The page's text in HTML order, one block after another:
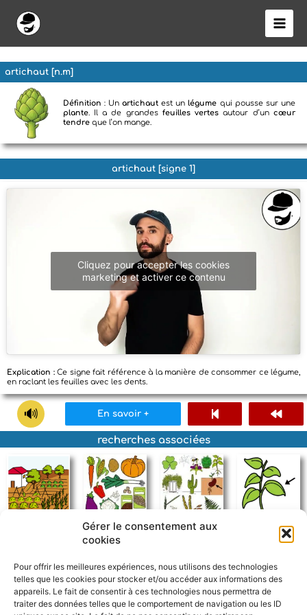
Gérer le consentement aux
cookies
Pour offrir les meilleures expériences, nous utilisons des technologies
telles que les cookies pour stocker et/ou accéder aux informations des
appareils. Le fait de consentir à ces technologies nous permettra de
traiter des données telles que le comportement de navigation ou les ID
contenu
artichaut [n.m]
Définition : Unartichaut est unlégume qui pousse sur une
plante. Il a de grandes feuilles vertes autour d’un cœur
tendreque l’on mange.
artichaut [signe 1]
Cliquez pour accepter les cookies
marketing et activer ce contenu
Explication : Ce signe fait référence à la manière de consommer ce légume,
en raclant les feuilles avec les dents.
En savoir +
recherches associées
légume plante feuille